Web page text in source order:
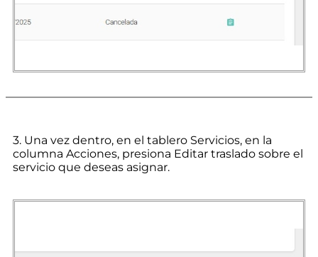
3. Una vez dentro, en el tablero Servicios, en la
columna Acciones, presiona Editar traslado sobre el
servicio que deseas asignar.